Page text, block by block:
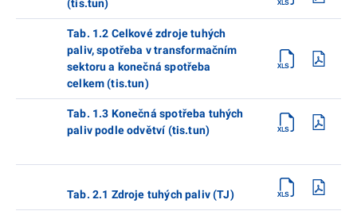
(tis.tun)
Tab. 1.2 Celkové zdroje tuhých
paliv, spotřeba v transformačním
sektoru a konečná spotřeba
celkem (tis.tun)
Tab. 1.3 Konečná spotřeba tuhých
paliv podle odvětví (tis.tun)
Tab. 2.1 Zdroje tuhých paliv (TJ)